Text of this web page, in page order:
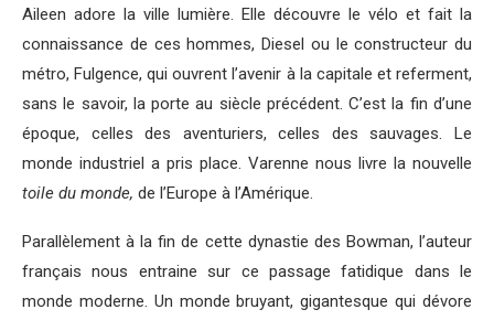
Aileen adore la ville lumière. Elle découvre le vélo et fait la
connaissance de ces hommes, Diesel ou le constructeur du
métro, Fulgence, qui ouvrent l’avenir à la capitale et referment,
sans le savoir, la porte au siècle précédent. C’est la fin d’une
époque, celles des aventuriers, celles des sauvages. Le
monde industriel a pris place. Varenne nous livre la nouvelle
toile du monde, de l’Europe à l’Amérique.
Parallèlement à la fin de cette dynastie des Bowman, l’auteur
français nous entraine sur ce passage fatidique dans le
monde moderne. Un monde bruyant, gigantesque qui dévore